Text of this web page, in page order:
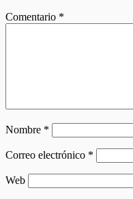
Comentario *
Nombre *
Correo electrónico *
Web